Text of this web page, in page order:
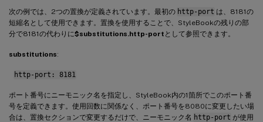
次の例では、2つの置換が定義されています。最初の http-port は、8181の
短縮名として使用できます。置換を使用することで、StyleBookの残りの部
分で8181の代わりに$substitutions.http-port として参照できます。
substitutions:
http-port: 8181
ポート番号にニーモニック名を指定し、StyleBook内の1箇所でこのポート番
号を定義できます。使用回数に関係なく、ポート番号を8080に変更したい場
合は、置換セクションで変更するだけで、ニーモニック名 http-port が使用